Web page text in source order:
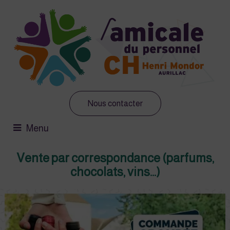
Nous contacter
Menu
Vente par correspondance (parfums,
chocolats, vins...)